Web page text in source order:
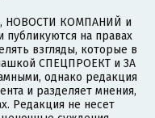
НОВОСТИ КОМПАНИЙ и
на правах
взгляды, которые в
СПЕЦПРОЕКТ и ЗА
однако редакция
и разделяет мнения,
Редакция не несет